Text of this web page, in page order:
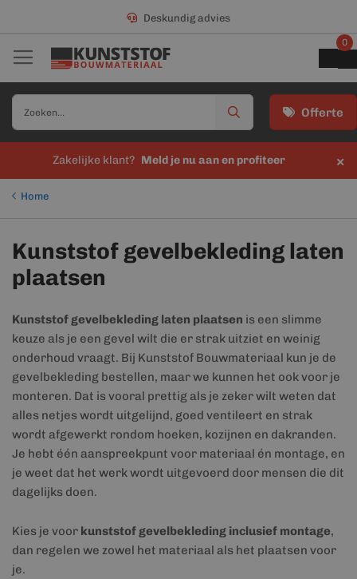
Deskundig advies
Offerte
0
Zakelijke klant? Meld je nu aan en profiteer ×
Home
Kunststof gevelbekleding laten
plaatsen
Kunststof gevelbekleding laten plaatsen is een slimme
keuze als je een gevel wilt die er strak uitziet en weinig
onderhoud vraagt. Bij Kunststof Bouwmateriaal kun je de
gevelbekleding bestellen, maar we kunnen het ook voor je
monteren. Dat is vooral prettig als je zeker wilt weten dat
alles netjes wordt uitgelijnd, goed ventileert en strak
wordt afgewerkt rondom hoeken, kozijnen en dakranden.
Je hebt één aanspreekpunt voor materiaal én montage, en
je weet dat het werk wordt uitgevoerd door mensen die dit
dagelijks doen.
Kies je voor kunststof gevelbekleding inclusief montage,
dan regelen we zowel het materiaal als het plaatsen voor
je.